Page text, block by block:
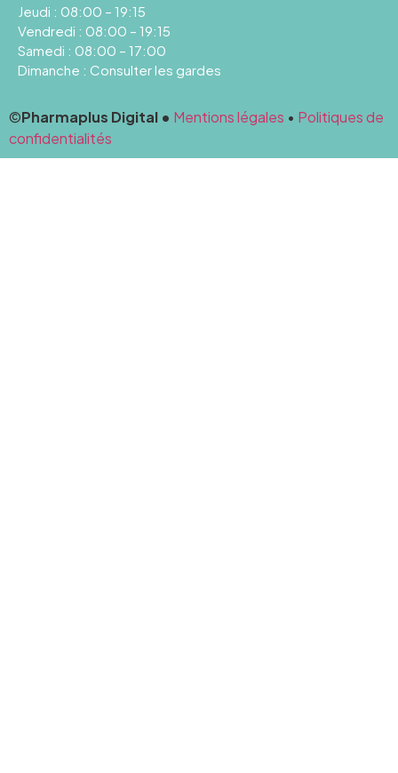
Jeudi : 08:00 – 19:15
Vendredi : 08:00 – 19:15
Samedi : 08:00 – 17:00
Dimanche : Consulter les gardes
©Pharmaplus Digital • Mentions légales • Politiques de
confidentialités